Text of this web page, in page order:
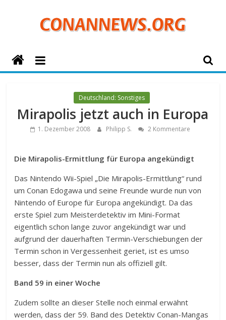
ConanNews.org
Deutschland: Sonstiges
Mirapolis jetzt auch in Europa
1. Dezember 2008 Philipp S. 2 Kommentare
Die Mirapolis-Ermittlung für Europa angekündigt
Das Nintendo Wii-Spiel „Die Mirapolis-Ermittlung“ rund
um Conan Edogawa und seine Freunde wurde nun von
Nintendo of Europe für Europa angekündigt. Da das
erste Spiel zum Meisterdetektiv im Mini-Format
eigentlich schon lange zuvor angekündigt war und
aufgrund der dauerhaften Termin-Verschiebungen der
Termin schon in Vergessenheit geriet, ist es umso
besser, dass der Termin nun als offiziell gilt.
Band 59 in einer Woche
Zudem sollte an dieser Stelle noch einmal erwähnt
werden, dass der 59. Band des Detektiv Conan-Mangas